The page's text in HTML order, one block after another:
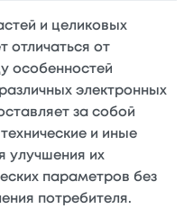
и целиковых
отличаться от
особенностей
электронных
за собой
и иные
улучшения их
параметров без
потребителя.